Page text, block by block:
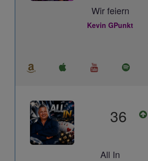
Wir feiern
Kevin GPunkt
36
All In